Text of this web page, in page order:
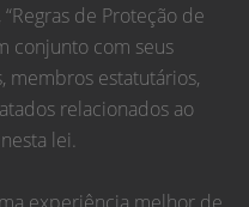
de Proteção de
conjunto com seus
membros estatutários,
relacionados ao
lei.